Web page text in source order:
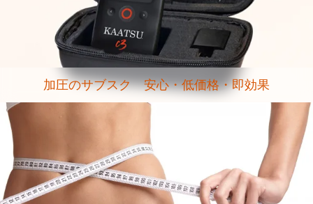
加圧のサブスク 安心・低価格・即効果